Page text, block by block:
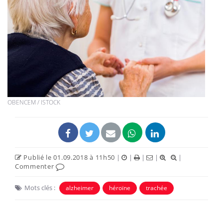
OBENCEM / ISTOCK
Publié le 01.09.2018 à 11h50 | | | |
|
Commenter
Mots clés : alzheimer héroïne trachée